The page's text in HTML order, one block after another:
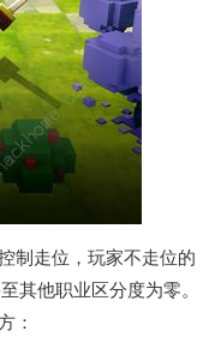
走位，玩家不走位的
其他职业区分度为零。
：